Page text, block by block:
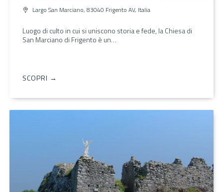
Largo San Marciano, 83040 Frigento AV, Italia
Luogo di culto in cui si uniscono storia e fede, la Chiesa di
San Marciano di Frigento è un…
SCOPRI →